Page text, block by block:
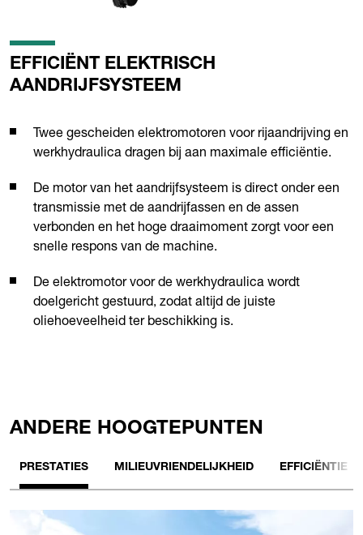
EFFICIËNT ELEKTRISCH
AANDRIJFSYSTEEM
Twee gescheiden elektromotoren voor rijaandrijving en
werkhydraulica dragen bij aan maximale efficiëntie.
De motor van het aandrijfsysteem is direct onder een
transmissie met de aandrijfassen en de assen
verbonden en het hoge draaimoment zorgt voor een
snelle respons van de machine.
De elektromotor voor de werkhydraulica wordt
doelgericht gestuurd, zodat altijd de juiste
oliehoeveelheid ter beschikking is.
ANDERE HOOGTEPUNTEN
PRESTATIES MILIEUVRIENDELIJKHEID EFFICIËNTIE